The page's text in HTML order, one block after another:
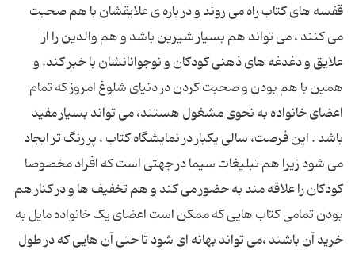
قفسه های کتاب راه می روند و در باره ی علایقشان با هم صحبت
می کنند ، می تواند هم بسیار شیرین باشد و هم والدین را از
علایق و دغدغه های ذهنی کودکان و نوجوانانشان با خبر کند. و
همین با هم بودن و صحبت کردن در دنیای شلوغ امروز که تمام
اعضای خانواده به نحوی مشغول هستند، می تواند بسیار مفید
باشد . این فرصت، سالی یکبار در نمایشگاه کتاب ، پر رنگ تر ایجاد
می شود زیرا هم تبلیغات سیما در جهتی است که افراد مخصوصا
کودکان را علاقه مند به حضور می کند و هم تخفیف ها و در کنار هم
بودن تمامی کتاب هایی که ممکن است اعضای یک خانواده مایل به
خرید آن باشند ،می تواند بهانه ای شود تا حتی آن هایی که در طول